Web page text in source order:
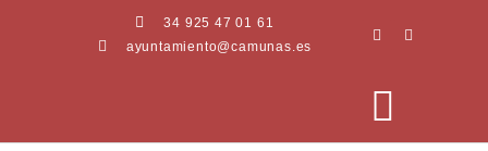
34 925 47 01 61
ayuntamiento@camunas.es